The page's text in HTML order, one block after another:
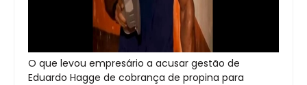
O que levou empresário a acusar gestão de
Eduardo Hagge de cobrança de propina para